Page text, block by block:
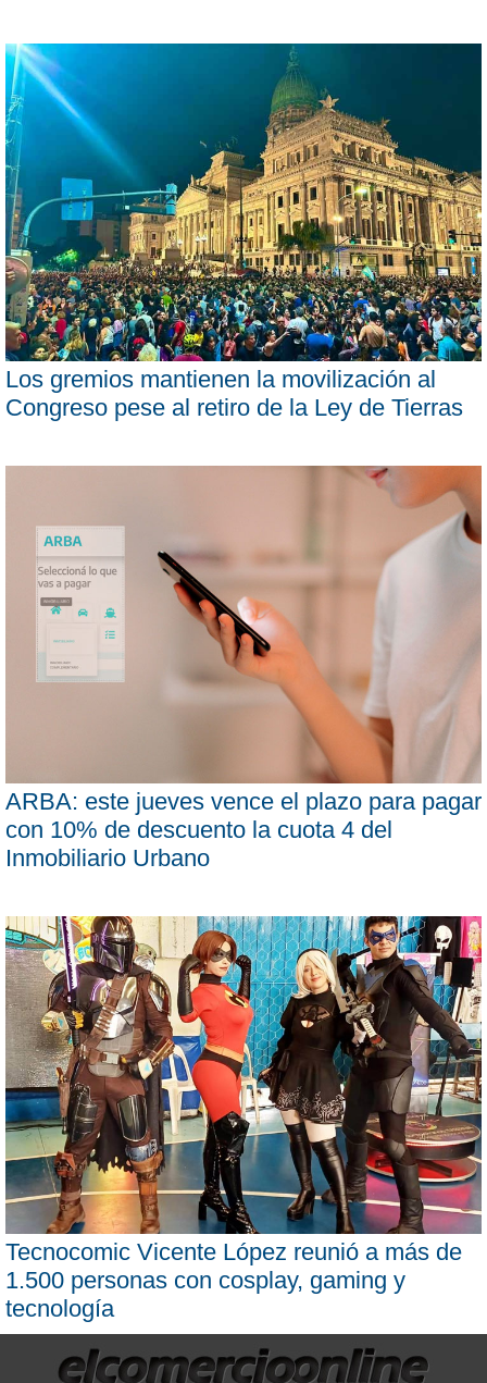
Los gremios mantienen la movilización al
Congreso pese al retiro de la Ley de Tierras
ARBA: este jueves vence el plazo para pagar
con 10% de descuento la cuota 4 del
Inmobiliario Urbano
Tecnocomic Vicente López reunió a más de
1.500 personas con cosplay, gaming y
tecnología